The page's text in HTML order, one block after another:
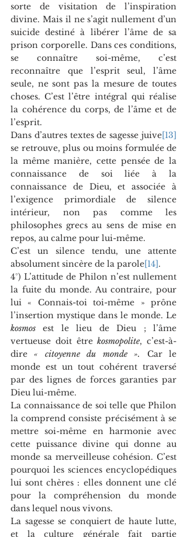
sorte de visitation de l’inspiration
divine. Mais il ne s’agit nullement d’un
suicide destiné à libérer l’âme de sa
prison corporelle. Dans ces conditions,
se connaître soi-même, c’est
reconnaître que l’esprit seul, l’âme
seule, ne sont pas la mesure de toutes
choses. C’est l’être intégral qui réalise
la cohérence du corps, de l’âme et de
l’esprit.
Dans d’autres textes de sagesse juive[13]
se retrouve, plus ou moins formulée de
la même manière, cette pensée de la
connaissance de soi liée à la
connaissance de Dieu, et associée à
l’exigence primordiale de silence
intérieur, non pas comme les
philosophes grecs au sens de mise en
repos, au calme pour lui-même.
C’est un silence tendu, une attente
absolument sincère de la parole[14].
4°) L’attitude de Philon n’est nullement
la fuite du monde. Au contraire, pour
lui « Connais-toi toi-même » prône
kosmos est le lieu de Dieu ; l’âme
vertueuse doit être kosmopolite, c’est-à-
dire « citoyenne du monde ».
Car le
monde est un tout cohérent traversé
par des lignes de forces garanties par
Dieu lui-même.
La connaissance de soi telle que Philon
la comprend consiste précisément à se
mettre soi-même en harmonie avec
cette puissance divine qui donne au
monde sa merveilleuse cohésion. C’est
pourquoi les sciences encyclopédiques
lui sont chères : elles donnent une clé
pour la compréhension du monde
dans lequel nous vivons.
La sagesse se conquiert de haute lutte,
et la culture générale fait partie